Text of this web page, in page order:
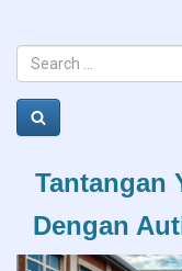
Search
for:
Tantangan
Dengan